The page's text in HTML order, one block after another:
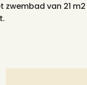
zwembad van 21